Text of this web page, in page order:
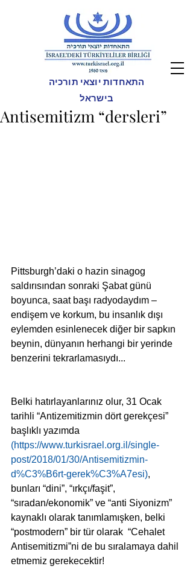
התאחדות יוצאי תורכיה
בישראל
Antisemitizm “dersleri”
Pittsburgh’daki o hazin sinagog
saldırısından sonraki Şabat günü
boyunca, saat başı radyodaydım –
endişem ve korkum, bu insanlık dışı
eylemden esinlenecek diğer bir sapkın
beynin, dünyanın herhangi bir yerinde
benzerini tekrarlamasıydı...
Belki hatırlayanlarınız olur, 31 Ocak
tarihli “Antizemitizmin dört gerekçesi”
başlıklı yazımda
(https://www.turkisrael.org.il/single-
post/2018/01/30/Antisemitizmin-
d%C3%B6rt-gerek%C3%A7esi),
bunları “dini”, “ırkçı/faşit”,
“sıradan/ekonomik” ve “anti Siyonizm”
kaynaklı olarak tanımlamışken, belki
“postmodern” bir tür olarak  “Cehalet
Antisemitizmi”ni de bu sıralamaya dahil
etmemiz gerekecektir!